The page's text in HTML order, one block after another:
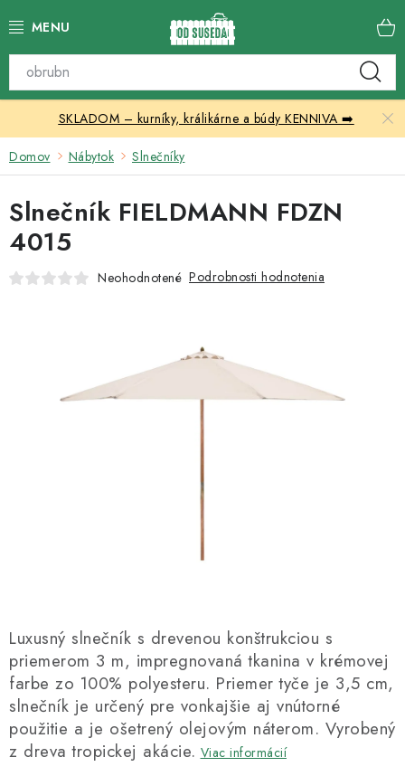
na
Katalóg produktov
Skleníky
Nábytok
Chovateľské potreby
SKLADOM – kurníky, králikárne a búdy KENNIVA ➡️
Domov Nábytok Slnečníky
Luxusný slnečník s drevenou konštrukciou s
priemerom 3 m, impregnovaná tkanina v krémovej
farbe zo 100% polyesteru. Priemer tyče je 3,5 cm,
slnečník je určený pre vonkajšie aj vnútorné
použitie a je ošetrený olejovým náterom. Vyrobený
z dreva tropickej akácie. Viac informácií
Slnečník FIELDMANN FDZN
4015
Neohodnotené Podrobnosti hodnotenia